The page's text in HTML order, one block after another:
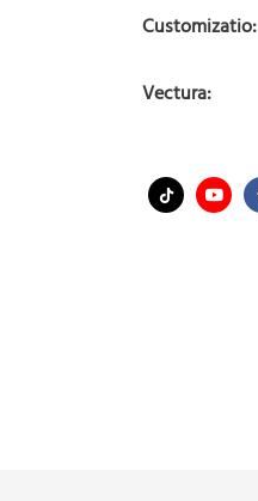
Customizatio:
Vectura: